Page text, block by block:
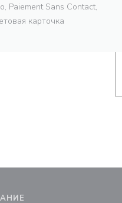
Paiement Sans Contact,
карточка